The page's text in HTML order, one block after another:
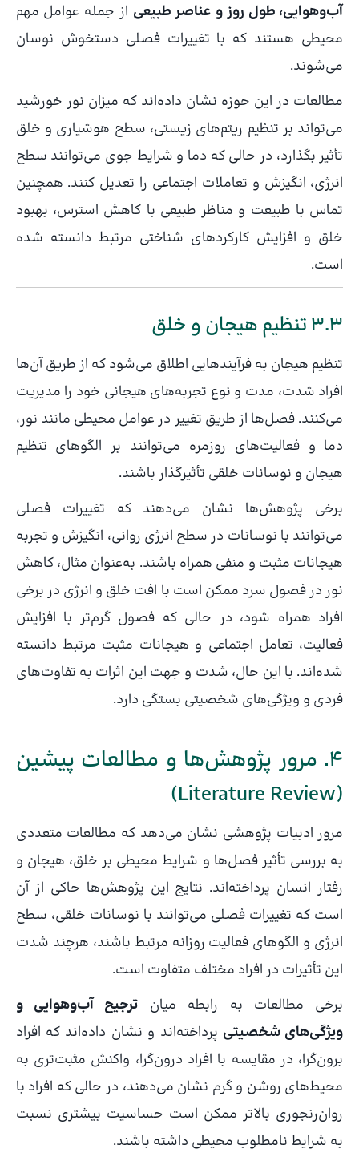
آب‌وهوایی، طول روز و عناصر طبیعی از جمله عوامل مهم
محیطی هستند که با تغییرات فصلی دستخوش نوسان
می‌شوند.
مطالعات در این حوزه نشان داده‌اند که میزان نور خورشید
می‌تواند بر تنظیم ریتم‌های زیستی، سطح هوشیاری و خلق
تأثیر بگذارد، در حالی که دما و شرایط جوی می‌توانند سطح
انرژی، انگیزش و تعاملات اجتماعی را تعدیل کنند. همچنین
تماس با طبیعت و مناظر طبیعی با کاهش استرس، بهبود
خلق و افزایش کارکردهای شناختی مرتبط دانسته شده
است.
3.3 تنظیم هیجان و خلق
تنظیم هیجان به فرآیندهایی اطلاق می‌شود که از طریق آن‌ها
افراد شدت، مدت و نوع تجربه‌های هیجانی خود را مدیریت
می‌کنند. فصل‌ها از طریق تغییر در عوامل محیطی مانند نور،
دما و فعالیت‌های روزمره می‌توانند بر الگوهای تنظیم
هیجان و نوسانات خلقی تأثیرگذار باشند.
برخی پژوهش‌ها نشان می‌دهند که تغییرات فصلی
می‌توانند با نوسانات در سطح انرژی روانی، انگیزش و تجربه
هیجانات مثبت و منفی همراه باشند. به‌عنوان مثال، کاهش
نور در فصول سرد ممکن است با افت خلق و انرژی در برخی
افراد همراه شود، در حالی که فصول گرم‌تر با افزایش
فعالیت، تعامل اجتماعی و هیجانات مثبت مرتبط دانسته
شده‌اند. با این حال، شدت و جهت این اثرات به تفاوت‌های
فردی و ویژگی‌های شخصیتی بستگی دارد.
4. مرور پژوهش‌ها و مطالعات پیشین
(Literature Review)
مرور ادبیات پژوهشی نشان می‌دهد که مطالعات متعددی
به بررسی تأثیر فصل‌ها و شرایط محیطی بر خلق، هیجان و
رفتار انسان پرداخته‌اند. نتایج این پژوهش‌ها حاکی از آن
است که تغییرات فصلی می‌توانند با نوسانات خلقی، سطح
انرژی و الگوهای فعالیت روزانه مرتبط باشند، هرچند شدت
این تأثیرات در افراد مختلف متفاوت است.
برخی مطالعات به رابطه میان ترجیح آب‌وهوایی و
ویژگی‌های شخصیتی پرداخته‌اند و نشان داده‌اند که افراد
برون‌گرا، در مقایسه با افراد درون‌گرا، واکنش مثبت‌تری به
محیط‌های روشن و گرم نشان می‌دهند، در حالی که افراد با
روان‌رنجوری بالاتر ممکن است حساسیت بیشتری نسبت
به شرایط نامطلوب محیطی داشته باشند.